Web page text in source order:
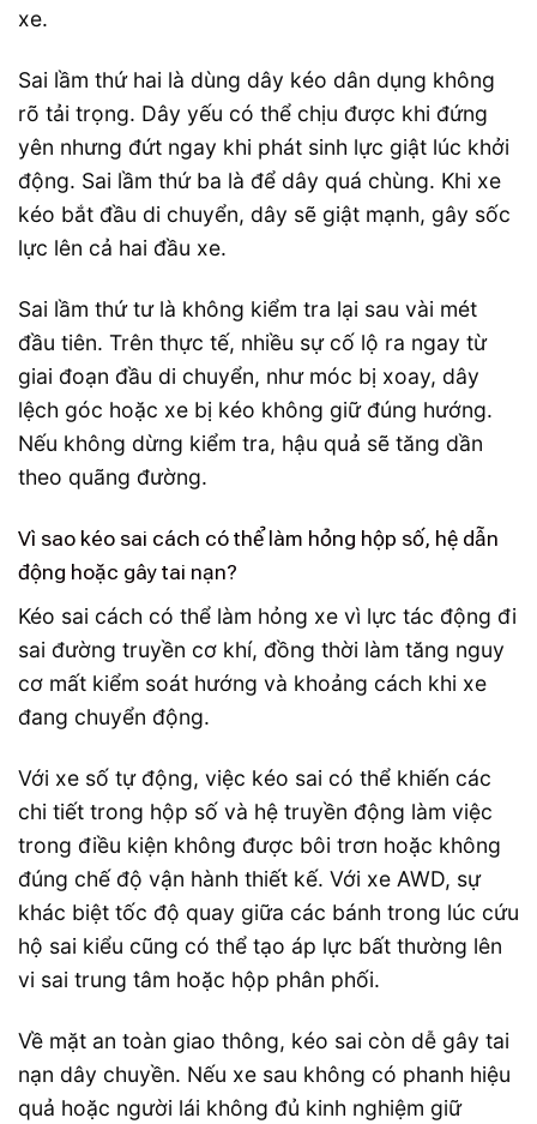
xe.
Sai lầm thứ hai là dùng dây kéo dân dụng không
rõ tải trọng. Dây yếu có thể chịu được khi đứng
yên nhưng đứt ngay khi phát sinh lực giật lúc khởi
động. Sai lầm thứ ba là để dây quá chùng. Khi xe
kéo bắt đầu di chuyển, dây sẽ giật mạnh, gây sốc
lực lên cả hai đầu xe.
Sai lầm thứ tư là không kiểm tra lại sau vài mét
đầu tiên. Trên thực tế, nhiều sự cố lộ ra ngay từ
giai đoạn đầu di chuyển, như móc bị xoay, dây
lệch góc hoặc xe bị kéo không giữ đúng hướng.
Nếu không dừng kiểm tra, hậu quả sẽ tăng dần
theo quãng đường.
Vì sao kéo sai cách có thể làm hỏng hộp số, hệ dẫn
động hoặc gây tai nạn?
Kéo sai cách có thể làm hỏng xe vì lực tác động đi
sai đường truyền cơ khí, đồng thời làm tăng nguy
cơ mất kiểm soát hướng và khoảng cách khi xe
đang chuyển động.
Với xe số tự động, việc kéo sai có thể khiến các
chi tiết trong hộp số và hệ truyền động làm việc
trong điều kiện không được bôi trơn hoặc không
đúng chế độ vận hành thiết kế. Với xe AWD, sự
khác biệt tốc độ quay giữa các bánh trong lúc cứu
hộ sai kiểu cũng có thể tạo áp lực bất thường lên
vi sai trung tâm hoặc hộp phân phối.
Về mặt an toàn giao thông, kéo sai còn dễ gây tai
nạn dây chuyền. Nếu xe sau không có phanh hiệu
quả hoặc người lái không đủ kinh nghiệm giữ